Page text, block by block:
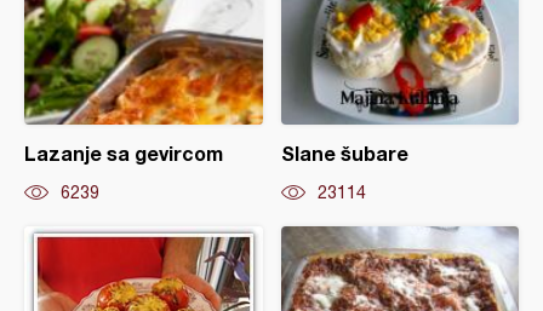
Lazanje sa gevircom
6239
Slane šubare
23114